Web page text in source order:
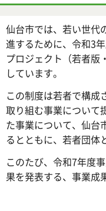
仙台市では、若い世代
進するために、令和3
プロジェクト（若者版
しています。
この制度は若者で構成
取り組む事業について
た事業について、仙台
るとともに、若者団体
このたび、令和7年度
果を発表する、事業成